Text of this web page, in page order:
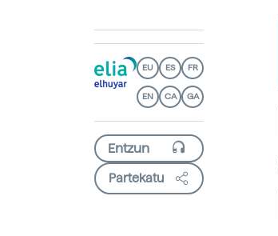
EU ES FR
EN CA GA
Partekatu